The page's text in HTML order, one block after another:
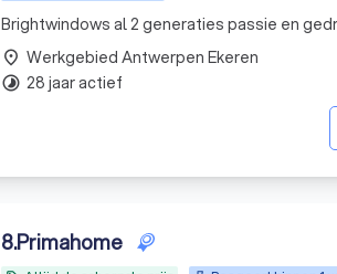
Brightwindows al 2 generaties passie en
place Werkgebied Antwerpen Ekeren
timelapse 28 jaar actief
8.Primahome